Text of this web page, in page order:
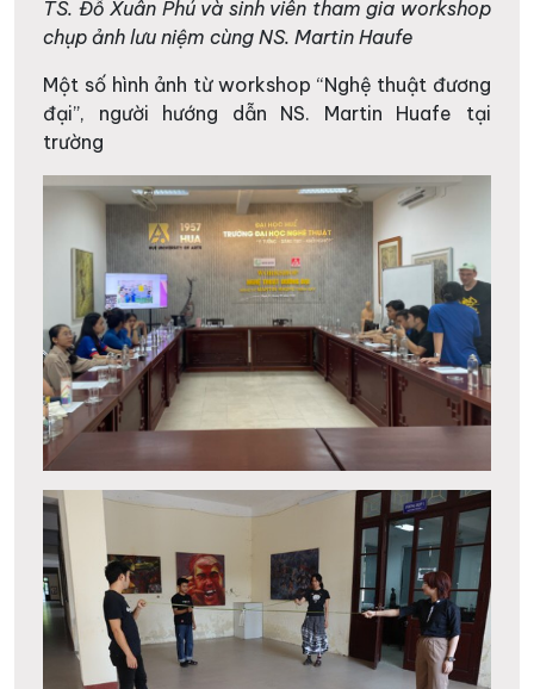
TS. Đỗ Xuân Phú và sinh viên tham gia workshop
chụp ảnh lưu niệm cùng NS. Martin Haufe
Một số hình ảnh từ workshop “Nghệ thuật đương
đại”, người hướng dẫn NS. Martin Huafe tại
trường